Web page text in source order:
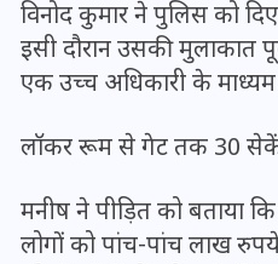
विनोद कुमार ने पुलिस को
इसी दौरान उसकी मुलाकात
एक उच्च अधिकारी के
लॉकर रूम से गेट तक 30
मनीष ने पीड़ित को बताया
लोगों को पांच-पांच लाख